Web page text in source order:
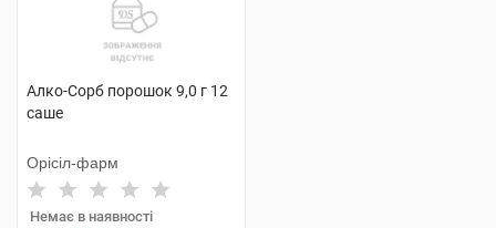
Алко-Сорб порошок 9,0 г 12
саше
Орісіл-фарм
Немає в наявності